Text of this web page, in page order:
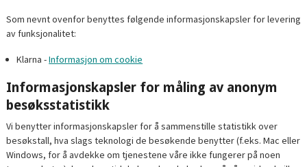
Som nevnt ovenfor benyttes følgende informasjonskapsler for levering
av funksjonalitet:
Klarna -Informasjon om cookie
Informasjonskapsler for måling av anonym
besøksstatistikk
Vi benytter informasjonskapsler for å sammenstille statistikk over
besøkstall, hva slags teknologi de besøkende benytter (f.eks. Mac eller
Windows, for å avdekke om tjenestene våre ikke fungerer på noen